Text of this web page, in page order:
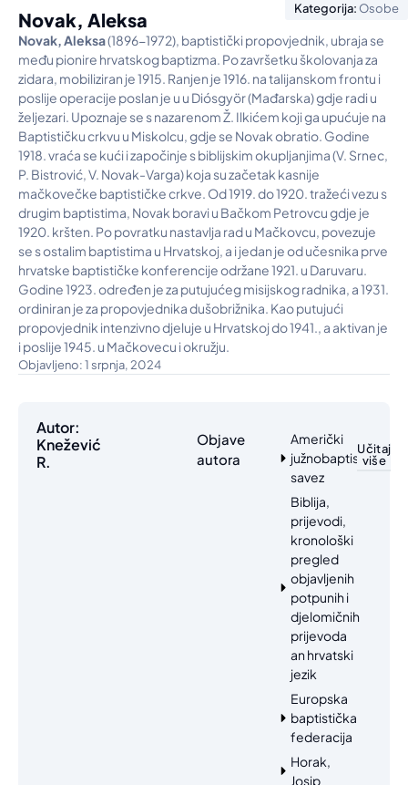
Kategorija: Osobe
Novak, Aleksa
Novak, Aleksa(1896-1972), baptistički propovjednik, ubraja se
među pionire hrvatskog baptizma. Po završetku školovanja za
zidara, mobiliziran je 1915. Ranjen je 1916. na talijanskom frontu i
poslije operacije poslan je u u Diósgyör (Mađarska) gdje radi u
željezari. Upoznaje se s nazarenom Ž. Ilkićem koji ga upućuje na
Baptističku crkvu u Miskolcu, gdje se Novak obratio. Godine
1918. vraća se kući i započinje s biblijskim okupljanjima (V. Srnec,
P. Bistrović, V. Novak-Varga) koja su začetak kasnije
mačkovečke baptističke crkve. Od 1919. do 1920. tražeći vezu s
drugim baptistima, Novak boravi u Bačkom Petrovcu gdje je
1920. kršten. Po povratku nastavlja rad u Mačkovcu, povezuje
se s ostalim baptistima u Hrvatskoj, a i jedan je od učesnika prve
hrvatske baptističke konferencije održane 1921. u Daruvaru.
Godine 1923. određen je za putujućeg misijskog radnika, a 1931.
ordiniran je za propovjednika dušobrižnika. Kao putujući
propovjednik intenzivno djeluje u Hrvatskoj do 1941., a aktivan je
i poslije 1945. u Mačkovecu i okružju.
Objavljeno: 1 srpnja, 2024
Autor:
Knežević
R.
Objave
autora
Američki
južnobaptistički
savez
Biblija,
prijevodi,
kronološki
pregled
objavljenih
potpunih i
djelomičnih
prijevoda
an hrvatski
jezik
Europska
baptistička
federacija
Horak,
Josip
Učitaj
više